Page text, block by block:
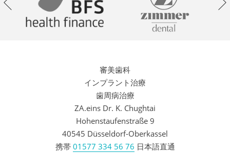
審美歯科
インプラント治療
歯周病治療
ZA.eins Dr. K. Chughtai
Hohenstaufenstraße 9
40545 Düsseldorf-Oberkassel
携帯 01577 334 56 76 日本語直通